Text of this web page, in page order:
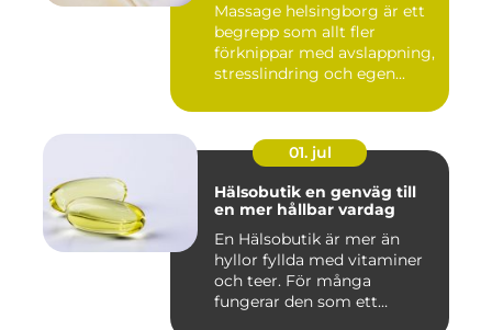
Massage helsingborg är ett
begrepp som allt fler
förknippar med avslappning,
stresslindring och egen...
01. jul
Hälsobutik en genväg till
en mer hållbar vardag
En Hälsobutik är mer än
hyllor fyllda med vitaminer
och teer. För många
fungerar den som ett